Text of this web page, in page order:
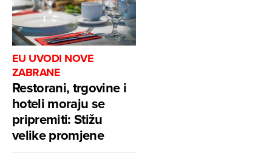
EU UVODI NOVE
ZABRANE
Restorani, trgovine i
hoteli moraju se
pripremiti: Stižu
velike promjene